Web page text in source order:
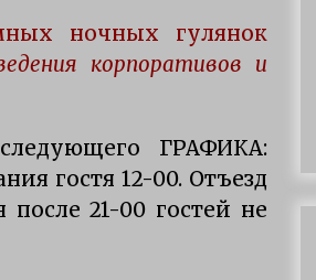
года ago
6 лет ago
для щуки зимой
ночных гулянок
корпоративов и
ГРАФИКА:
гостя 12-00. Отъезд
после 21-00 гостей не